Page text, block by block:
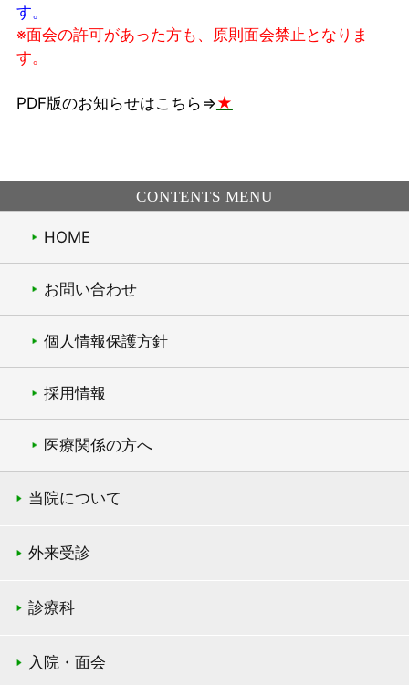
す。
※面会の許可があった方も、原則面会禁止となりま
す。
PDF版のお知らせはこちら⇒★
CONTENTS MENU
HOME
お問い合わせ
個人情報保護方針
採用情報
医療関係の方へ
当院について
外来受診
診療科
入院・面会